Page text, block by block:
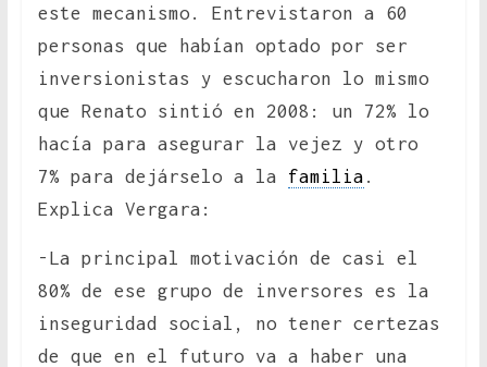
este mecanismo. Entrevistaron a 60
personas que habían optado por ser
inversionistas y escucharon lo mismo
que Renato sintió en 2008: un 72% lo
hacía para asegurar la vejez y otro
7% para dejárselo a la familia .
Explica Vergara:
-La principal motivación de casi el
80% de ese grupo de inversores es la
inseguridad social, no tener certezas
de que en el futuro va a haber una